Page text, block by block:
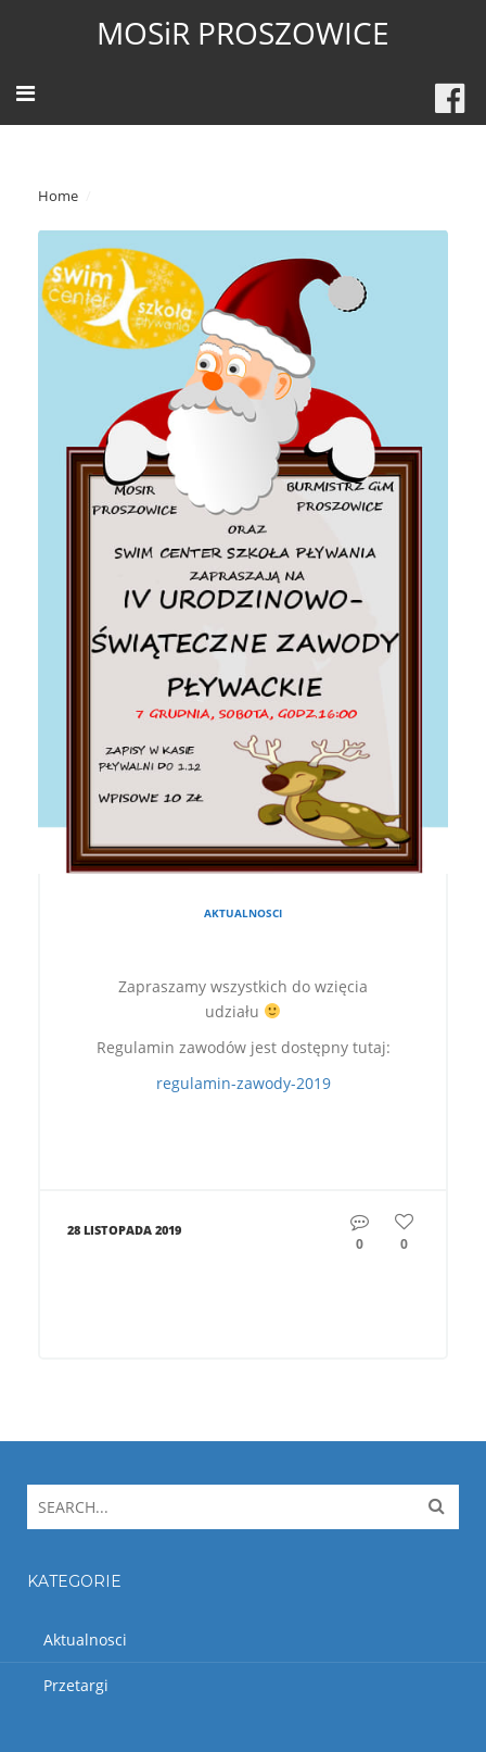
MOSiR PROSZOWICE
Home
AKTUALNOSCI
Zapraszamy wszystkich do wzięcia
udziału
Regulamin zawodów jest dostępny tutaj:
regulamin-zawody-2019
28 LISTOPADA 2019
0 0
KATEGORIE
Aktualnosci
Przetargi